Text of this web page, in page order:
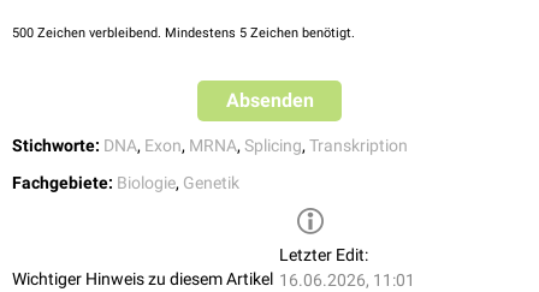
unerlässlichen Regulationselemente (cis acting elements
enthalten i.d.R. keine Introns.
500 Zeichen verbleibend. Mindestens 5 Zeichen benötigt.
Absenden
Stichworte: DNA, Exon, MRNA, Splicing, Transkription
Fachgebiete: Biologie, Genetik
Wichtiger Hinweis zu diesem Artikel
Letzter Edit:
16.06.2026, 11:01